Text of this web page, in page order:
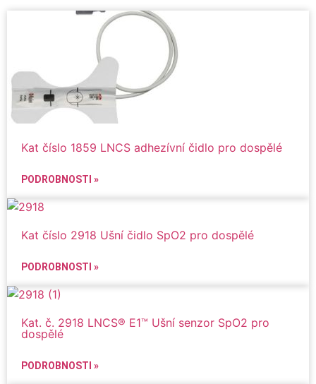
Kat číslo 1859 LNCS adhezívní čidlo pro dospělé
PODROBNOSTI »
Kat číslo 2918 Ušní čidlo SpO2 pro dospělé
PODROBNOSTI »
Kat. č. 2918 LNCS® E1™ Ušní senzor SpO2 pro
dospělé
PODROBNOSTI »